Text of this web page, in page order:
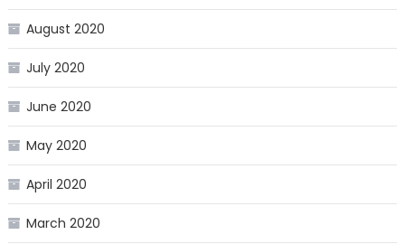
August 2020
July 2020
June 2020
May 2020
April 2020
March 2020